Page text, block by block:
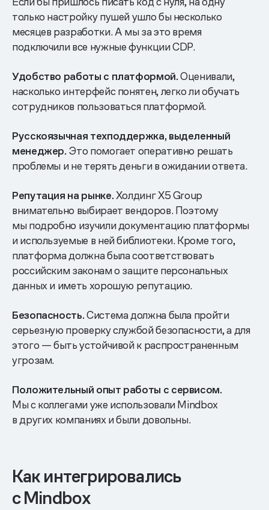
только настройку пушей ушло бы несколько
месяцев разработки. А мы за это время
подключили все нужные функции CDP.
Удобство работы с платформой.Оценивали,
насколько интерфейс понятен, легко ли обучать
сотрудников пользоваться платформой.
Русскоязычная техподдержка, выделенный
менеджер. Это помогает оперативно решать
проблемы и не терять деньги в ожидании ответа.
Репутация на рынке.Холдинг X5 Group
внимательно выбирает вендоров. Поэтому
мы подробно изучили документацию платформы
и используемые в ней библиотеки. Кроме того,
платформа должна была соответствовать
российским законам о защите персональных
данных и иметь хорошую репутацию.
Безопасность.Система должна была пройти
серьезную проверку службой безопасности, а для
этого — быть устойчивой к распространенным
угрозам.
Положительный опыт работы с сервисом.
Мы с коллегами уже использовали Mindbox
в других компаниях и были довольны.
Как интегрировались
с Mindbox